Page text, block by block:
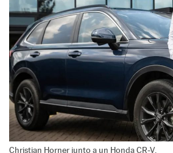
Christian Horner junto a un Honda CR-V.